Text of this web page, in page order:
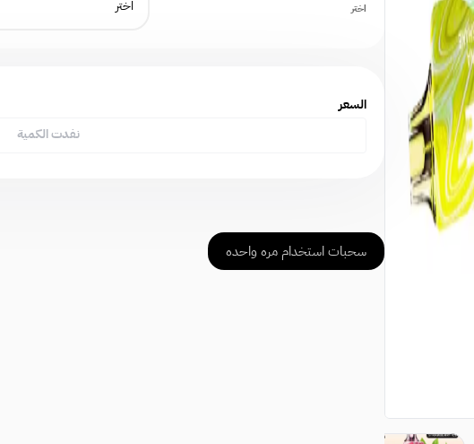
اختر
السعر
نفدت الكمية
سحبات استخدام مره واحده